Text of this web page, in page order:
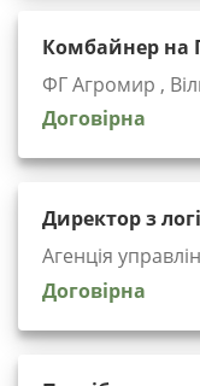
Комбайнер на
ФГ Агромир ,
Договірна
Директор з
Агенція
Договірна